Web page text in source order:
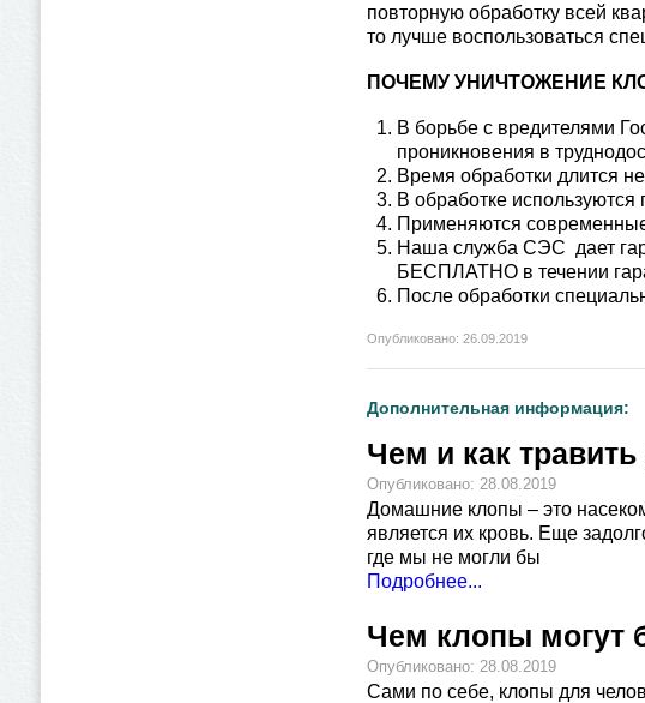
повторную обработку всей
то лучше воспользоваться
ПОЧЕМУ УНИЧТОЖЕНИЕ
В борьбе с вредителями
проникновения в
Время обработки длится
В обработке
Применяются
Наша служба СЭС дает
БЕСПЛАТНО в течении
После обработки
Опубликовано: 26.09.2019
Дополнительная информация:
Чем и как
Опубликовано: 28.08.2019
Домашние клопы – это
является их кровь. Еще
где мы не могли бы
Подробнее...
Чем клопы могут
Опубликовано: 28.08.2019
Сами по себе, клопы для